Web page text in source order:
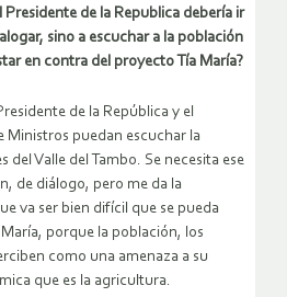
Presidente de la Republica debería ir
sino a escuchar a la población
en contra del proyecto Tía María?
de la República y el
Ministros puedan escuchar la
del Valle del Tambo. Se necesita ese
de diálogo, pero me da la
va ser bien difícil que se pueda
porque la población, los
como una amenaza a su
que es la agricultura.